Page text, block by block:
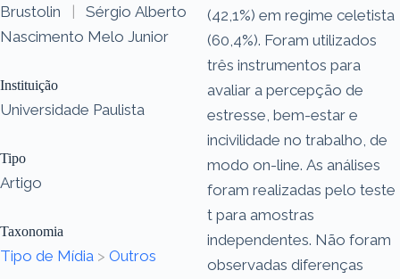
Brustolin
|
Sérgio Alberto
Nascimento Melo Junior
Instituição
Universidade Paulista
Tipo
Artigo
Taxonomia
Tipo de Mídia > Outros
(42,1%) em regime celetista
(60,4%). Foram utilizados
três instrumentos para
avaliar a percepção de
estresse, bem-estar e
incivilidade no trabalho, de
modo on-line. As análises
foram realizadas pelo teste
t para amostras
independentes. Não foram
observadas diferenças